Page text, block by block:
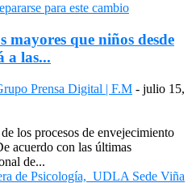
mayores que niños desde
a las...
Prensa Digital | F.M - julio 15,
los procesos de envejecimiento
acuerdo con las últimas
de...